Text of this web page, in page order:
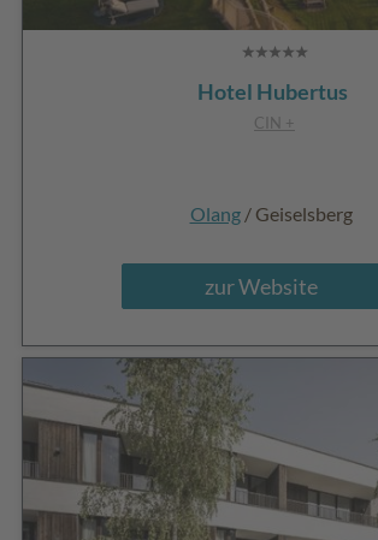
Hotel Hubertus
CIN +
Olang/ Geiselsberg
zur Website